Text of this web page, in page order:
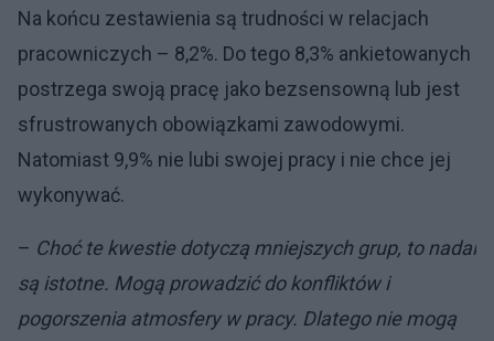
Na końcu zestawienia są trudności w relacjach
pracowniczych – 8,2%. Do tego 8,3% ankietowanych
postrzega swoją pracę jako bezsensowną lub jest
sfrustrowanych obowiązkami zawodowymi.
Natomiast 9,9% nie lubi swojej pracy i nie chce jej
wykonywać.
– Choć te kwestie dotyczą mniejszych grup, to nadal
są istotne. Mogą prowadzić do konfliktów i
pogorszenia atmosfery w pracy. Dlatego nie mogą